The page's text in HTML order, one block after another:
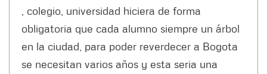
, colegio, universidad hiciera de forma
obligatoria que cada alumno siempre un árbol
en la ciudad, para poder reverdecer a Bogota
se necesitan varios años y esta seria una